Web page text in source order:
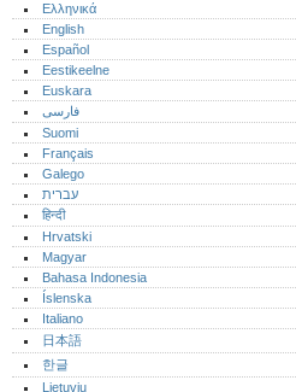
Ελληνικά
English
Español
Eestikeelne
Euskara
فارسی
Suomi
Français
Galego
עברית
हिन्दी
Hrvatski
Magyar
Bahasa Indonesia
Íslenska
Italiano
日本語
한글
Lietuvių